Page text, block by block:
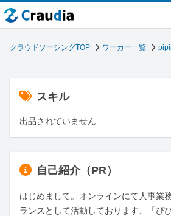
クラウドソーシングTOP ワーカー一覧
スキル
出品されていません
自己紹介（PR）
はじめまして。オンラインにて人事業
ランスとして活動しております、「ぴ